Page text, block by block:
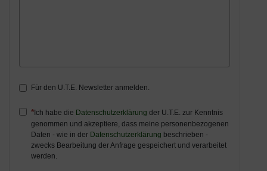
Für den U.T.E. Newsletter anmelden.
Ich habe die Datenschutzerklärung der U.T.E. zur Kenntnis
genommen und akzeptiere, dass meine personenbezogenen
Daten - wie in der Datenschutzerklärung beschrieben -
zwecks Bearbeitung der Anfrage gespeichert und verarbeitet
werden.